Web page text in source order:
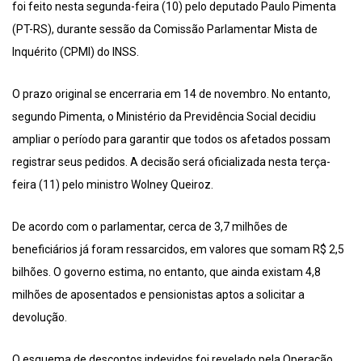
foi feito nesta segunda-feira (10) pelo deputado Paulo Pimenta
(PT-RS), durante sessão da Comissão Parlamentar Mista de
Inquérito (CPMI) do INSS.
O prazo original se encerraria em 14 de novembro. No entanto,
segundo Pimenta, o Ministério da Previdência Social decidiu
ampliar o período para garantir que todos os afetados possam
registrar seus pedidos. A decisão será oficializada nesta terça-
feira (11) pelo ministro Wolney Queiroz.
De acordo com o parlamentar, cerca de 3,7 milhões de
beneficiários já foram ressarcidos, em valores que somam R$ 2,5
bilhões. O governo estima, no entanto, que ainda existam 4,8
milhões de aposentados e pensionistas aptos a solicitar a
devolução.